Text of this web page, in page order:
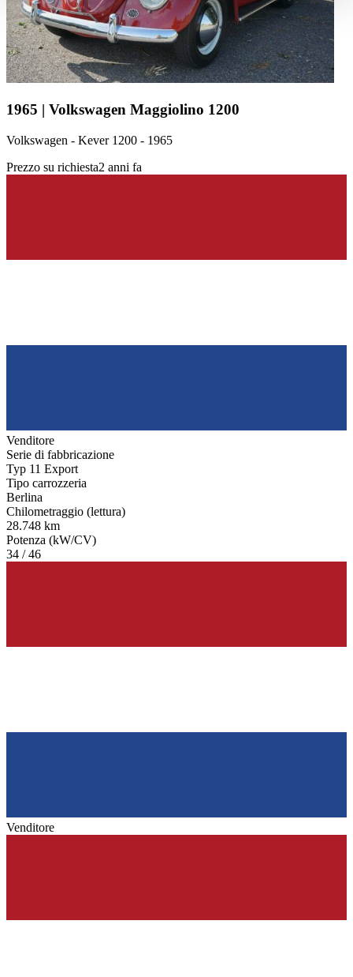
haben oder die sie im Rahmen Ihrer Nutzung der Dienste
gesammelt haben.Datenschutzerklärung
1965 | Volkswagen Maggiolino 1200
Volkswagen - Kever 1200 - 1965
Prezzo su richiesta2 anni fa
Venditore
Serie di fabbricazione
Typ 11 Export
Tipo carrozzeria
Berlina
Chilometraggio (lettura)
28.748 km
Potenza (kW/CV)
34 / 46
Venditore